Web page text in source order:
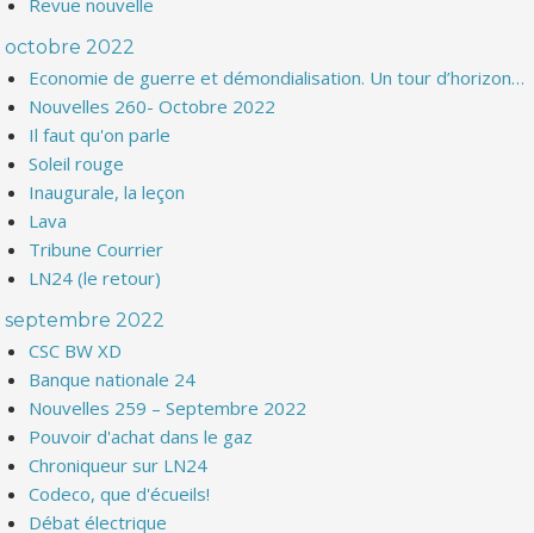
Revue nouvelle
octobre 2022
Economie de guerre et démondialisation. Un tour d’horizon…
Nouvelles 260- Octobre 2022
Il faut qu'on parle
Soleil rouge
Inaugurale, la leçon
Lava
Tribune Courrier
LN24 (le retour)
septembre 2022
CSC BW XD
Banque nationale 24
Nouvelles 259 – Septembre 2022
Pouvoir d'achat dans le gaz
Chroniqueur sur LN24
Codeco, que d'écueils!
Débat électrique